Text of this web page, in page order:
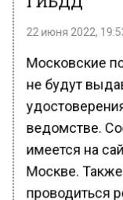
22 июня 2022,
Московские
не будут
ведомстве.
имеется на
Москве. Также
проводиться